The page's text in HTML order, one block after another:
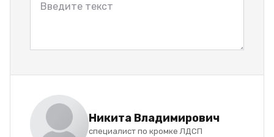
Никита Владимирович
специалист по кромке ЛДСП